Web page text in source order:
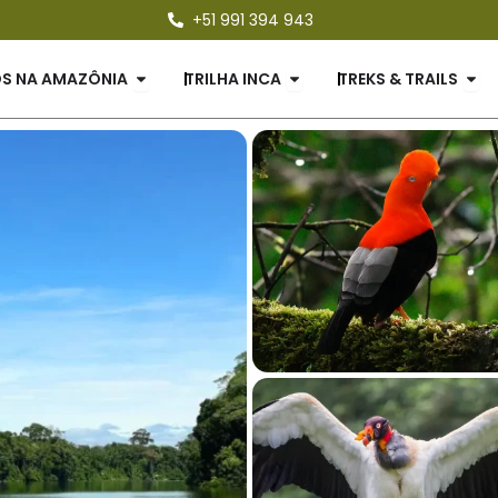
+51 991 394 943
NA AMAZÔNIA Open PASSEIOS NA AMAZÔNIA
TRILHA INCA Open TRILHA INCA
TREKS & TRAILS